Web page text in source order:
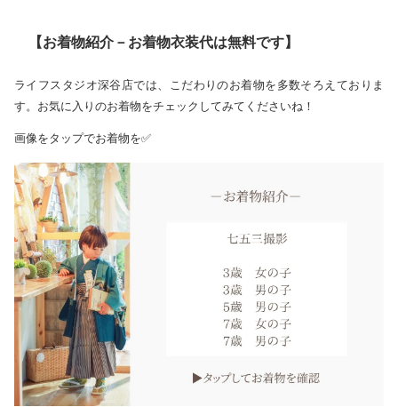
【お着物紹介－お着物衣装代は無料です】
ライフスタジオ深谷店では、こだわりのお着物を多数そろえておりま
す。お気に入りのお着物をチェックしてみてくださいね！
画像をタップでお着物を✅